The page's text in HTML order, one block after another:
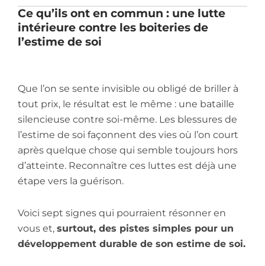
Ce qu’ils ont en commun : une lutte
intérieure contre les boiteries de
l’estime de soi
Que l’on se sente invisible ou obligé de briller à
tout prix, le résultat est le même : une bataille
silencieuse contre soi-même. Les blessures de
l’estime de soi façonnent des vies où l’on court
après quelque chose qui semble toujours hors
d’atteinte. Reconnaître ces luttes est déjà une
étape vers la guérison.
Voici sept signes qui pourraient résonner en
vous et, surtout, des pistes simples pour un
développement durable de son estime de soi.